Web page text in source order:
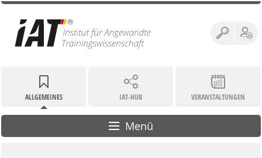
ALLGEMEINES IAT-HUB VERANSTALTUNGEN
Menü